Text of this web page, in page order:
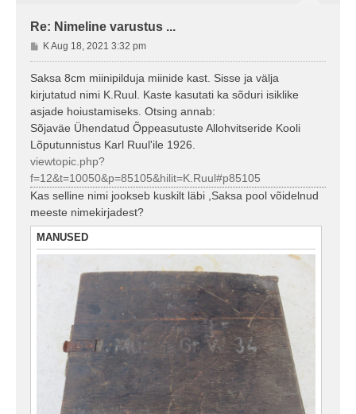
Re: Nimeline varustus ...
P
o
s
i
t
u
s
K Aug 18, 2021 3:32 pm
Saksa 8cm miinipilduja miinide kast. Sisse ja välja
kirjutatud nimi K.Ruul. Kaste kasutati ka sõduri isiklike
asjade hoiustamiseks. Otsing annab:
Sõjaväe Ühendatud Õppeasutuste Allohvitseride Kooli
Lõputunnistus Karl Ruul'ile 1926.
viewtopic.php?
f=12&t=10050&p=85105&hilit=K.Ruul#p85105
Kas selline nimi jookseb kuskilt läbi ,Saksa pool võidelnud
meeste nimekirjadest?
MANUSED